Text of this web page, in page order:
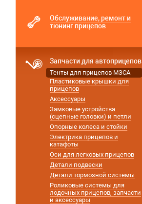
Обслуживание, ремонт и
тюнинг прицепов
Запчасти для автоприцепов
Тенты для прицепов МЗСА
Пластиковые крышки для
прицепов
Аксессуары
Замковые устройства
(сцепные головки) и петли
Опорные колеса и стойки
Электрика прицепов и
катафоты
Оси для легковых прицепов
Детали подвески
Детали тормозной системы
Роликовые системы для
лодочных прицепов, запчасти
и аксессуары